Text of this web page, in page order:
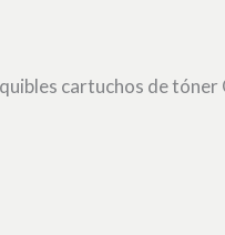
cartuchos de tóner